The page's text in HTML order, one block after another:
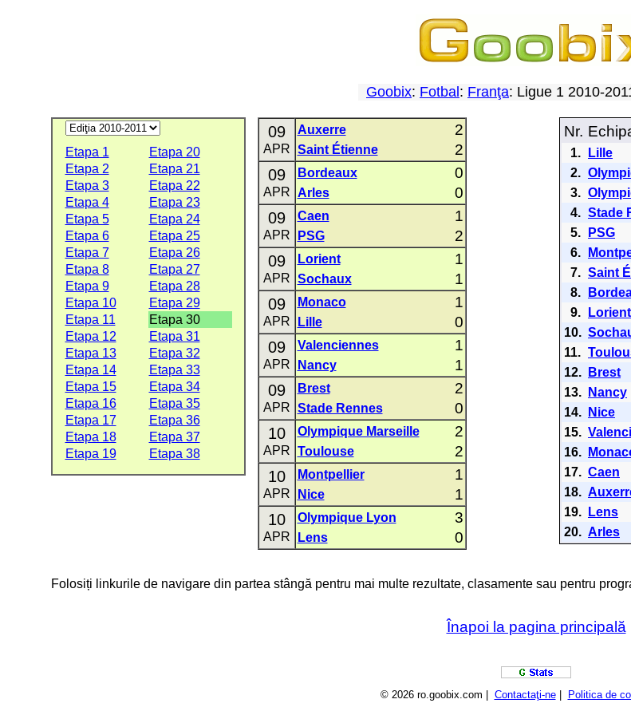
Goobix: Fotbal : Franţa: Ligue 1 2010-
Etapa 1
Etapa 20
Etapa 2
Etapa 21
Etapa 3
Etapa 22
Etapa 4
Etapa 23
Etapa 5
Etapa 24
Etapa 6
Etapa 25
Etapa 7
Etapa 26
Etapa 8
Etapa 27
Etapa 9
Etapa 28
Etapa 10
Etapa 29
Etapa 11
Etapa 30
Etapa 12
Etapa 31
Etapa 13
Etapa 32
Etapa 14
Etapa 33
Etapa 15
Etapa 34
Etapa 16
Etapa 35
Etapa 17
Etapa 36
Etapa 18
Etapa 37
Etapa 19
Etapa 38
09
APR
Auxerre 2
Saint Étienne 2
09
APR
Bordeaux 0
Arles 0
09
APR
Caen 1
PSG 2
09
APR
Lorient 1
Sochaux 1
09
APR
Monaco 1
Lille 0
09
APR
Valenciennes 1
Nancy 1
09
APR
Brest 2
Stade Rennes 0
10
APR
Olympique Marseille 2
Toulouse 2
10
APR
Montpellier 1
Nice 1
10
APR
Olympique Lyon 3
Lens 0
Nr.
1. Lille
2.
3.
4. Stade
5.
PSG
6.
7. Saint
8.
9.
Lorient
10.
11.
12.
Brest
13.
Nancy
14.
Nice
15.
16.
17. Caen
18.
19.
Lens
20. Arles
Folosiți linkurile de navigare din partea stângă pentru mai multe rezultate, clasamente sau pentru
Înapoi la pagina principală
© 2026 ro.goobix.com | Contactaţi-ne| Politica de